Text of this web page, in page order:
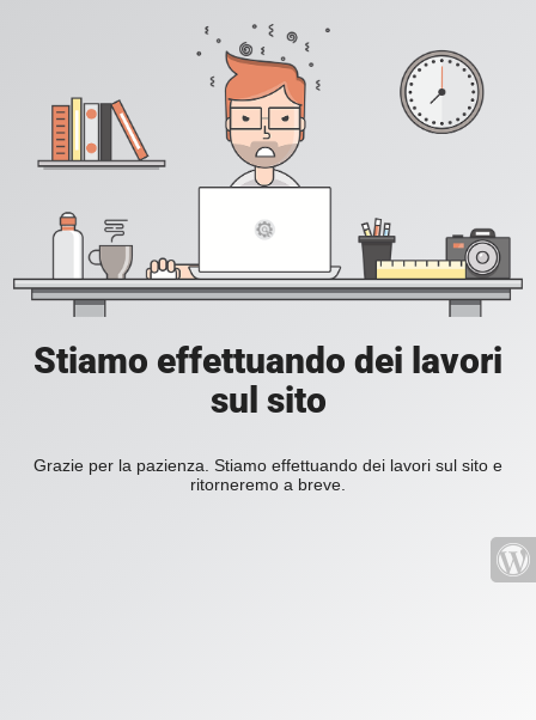
Stiamo effettuando dei lavori
sul sito
Grazie per la pazienza. Stiamo effettuando dei lavori sul sito e
ritorneremo a breve.